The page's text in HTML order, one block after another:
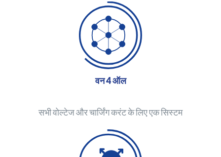
वन 4 ऑल
सभी वोल्टेज और चार्जिंग करंट के लिए एक सिस्टम